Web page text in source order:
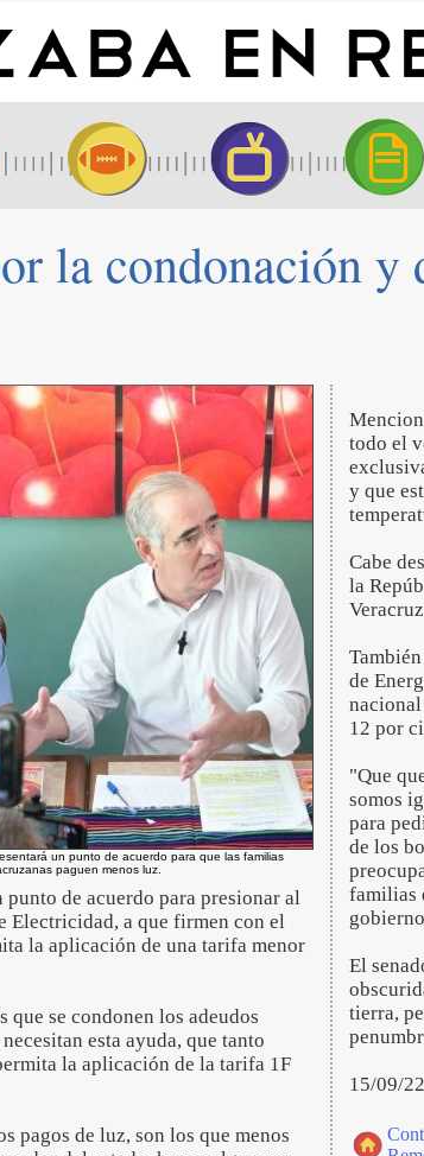
la condonación
un punto de acuerdo para que las familias
paguen menos luz.
de acuerdo para presionar al
Electricidad, a que firmen con el
la aplicación de una tarifa menor
que se condonen los adeudos
esta ayuda, que tanto
la aplicación de la tarifa 1F
pagos de luz, son los que menos
todo el
y que
Cabe
la
de
12 por
"Que
somos
para
de los
familias
El
tierra,
15/09/22